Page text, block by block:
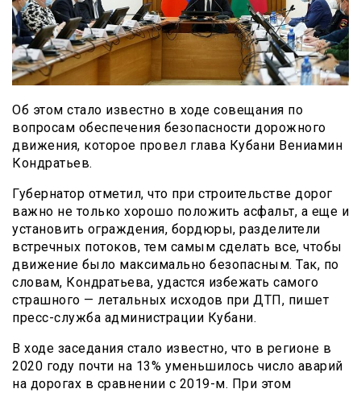
Об этом стало известно в ходе совещания по
вопросам обеспечения безопасности дорожного
движения, которое провел глава Кубани Вениамин
Кондратьев.
Губернатор отметил, что при строительстве дорог
важно не только хорошо положить асфальт, а еще и
установить ограждения, бордюры, разделители
встречных потоков, тем самым сделать все, чтобы
движение было максимально безопасным. Так, по
словам, Кондратьева, удастся избежать самого
страшного — летальных исходов при ДТП, пишет
пресс-служба администрации Кубани.
В ходе заседания стало известно, что в регионе в
2020 году почти на 13% уменьшилось число аварий
на дорогах в сравнении с 2019-м. При этом